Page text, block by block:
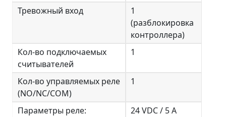
Тревожный вход
1
(разблокировка
контроллера)
Кол-во подключаемых
считывателей
1
Кол-во управляемых реле
(NO/NC/COM)
1
Параметры реле:
24 VDC / 5 A